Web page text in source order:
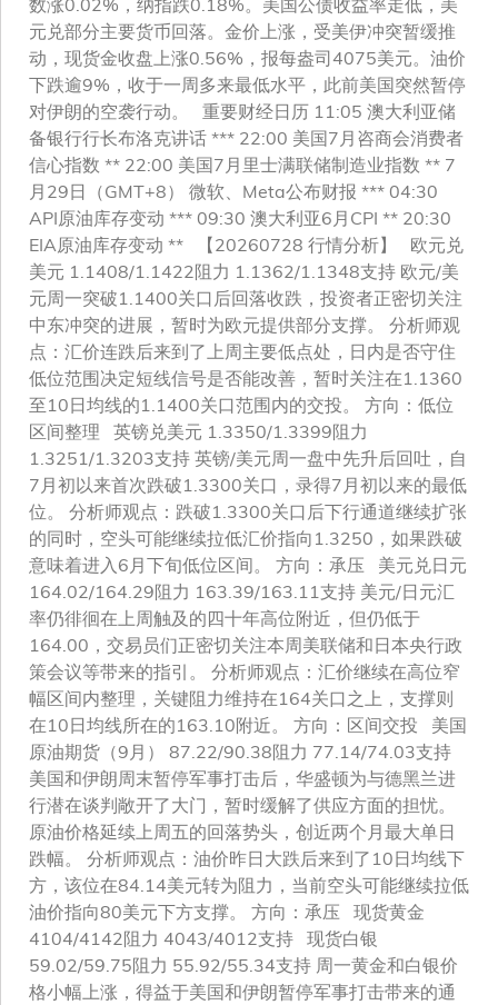
数涨0.02%，纳指跌0.18%。美国公债收益率走低，美
元兑部分主要货币回落。金价上涨，受美伊冲突暂缓推
动，现货金收盘上涨0.56%，报每盎司4075美元。油价
下跌逾9%，收于一周多来最低水平，此前美国突然暂停
对伊朗的空袭行动。 重要财经日历 11:05 澳大利亚储
备银行行长布洛克讲话 *** 22:00 美国7月咨商会消费者
信心指数 ** 22:00 美国7月里士满联储制造业指数 ** 7
月29日（GMT+8） 微软、Meta公布财报 *** 04:30
API原油库存变动 *** 09:30 澳大利亚6月CPI ** 20:30
EIA原油库存变动 ** 【20260728 行情分析】 欧元兑
美元 1.1408/1.1422阻力 1.1362/1.1348支持 欧元/美
元周一突破1.1400关口后回落收跌，投资者正密切关注
中东冲突的进展，暂时为欧元提供部分支撑。 分析师观
点：汇价连跌后来到了上周主要低点处，日内是否守住
低位范围决定短线信号是否能改善，暂时关注在1.1360
至10日均线的1.1400关口范围内的交投。 方向：低位
区间整理 英镑兑美元 1.3350/1.3399阻力
1.3251/1.3203支持 英镑/美元周一盘中先升后回吐，自
7月初以来首次跌破1.3300关口，录得7月初以来的最低
位。 分析师观点：跌破1.3300关口后下行通道继续扩张
的同时，空头可能继续拉低汇价指向1.3250，如果跌破
意味着进入6月下旬低位区间。 方向：承压 美元兑日元
164.02/164.29阻力 163.39/163.11支持 美元/日元汇
率仍徘徊在上周触及的四十年高位附近，但仍低于
164.00，交易员们正密切关注本周美联储和日本央行政
策会议等带来的指引。 分析师观点：汇价继续在高位窄
幅区间内整理，关键阻力维持在164关口之上，支撑则
在10日均线所在的163.10附近。 方向：区间交投 美国
原油期货（9月） 87.22/90.38阻力 77.14/74.03支持
美国和伊朗周末暂停军事打击后，华盛顿为与德黑兰进
行潜在谈判敞开了大门，暂时缓解了供应方面的担忧。
原油价格延续上周五的回落势头，创近两个月最大单日
跌幅。 分析师观点：油价昨日大跌后来到了10日均线下
方，该位在84.14美元转为阻力，当前空头可能继续拉低
油价指向80美元下方支撑。 方向：承压 现货黄金
4104/4142阻力 4043/4012支持 现货白银
59.02/59.75阻力 55.92/55.34支持 周一黄金和白银价
格小幅上涨，得益于美国和伊朗暂停军事打击带来的通